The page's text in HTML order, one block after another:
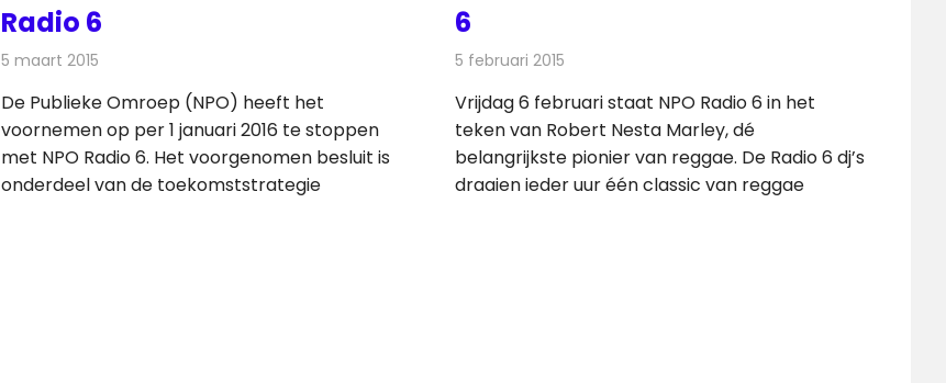
Radio 6
5 maart 2015
De Publieke Omroep (NPO) heeft het
voornemen op per 1 januari 2016 te stoppen
met NPO Radio 6. Het voorgenomen besluit is
onderdeel van de toekomststrategie
6
5 februari 2015
Vrijdag 6 februari staat NPO Radio 6 in het
teken van Robert Nesta Marley, dé
belangrijkste pionier van reggae. De Radio 6 dj’s
draaien ieder uur één classic van reggae